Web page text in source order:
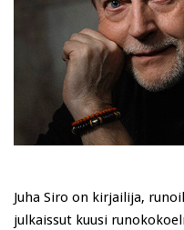
Juha Siro on kirjailija,
julkaissut kuusi